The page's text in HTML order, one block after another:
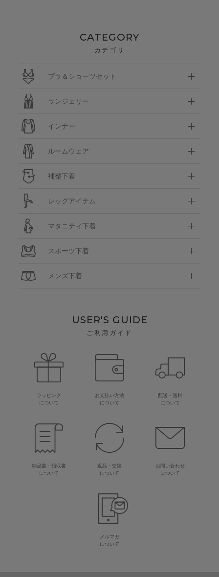
CATEGORY
カテゴリ
ブラ＆ショーツセット
ランジェリー
インナー
ルームウェア
補整下着
レッグアイテム
マタニティ下着
スポーツ下着
メンズ下着
USER'S GUIDE
ご利用ガイド
ラッピング
について
お支払い方法
について
配送・送料
について
納品書・領収書
について
返品・交換
について
お問い合わせ
について
メルマガ
について